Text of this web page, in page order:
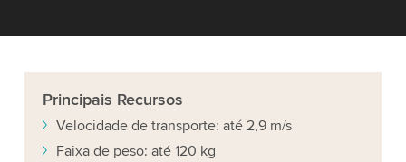
Principais Recursos
Velocidade de transporte: até 2,9 m/s
Faixa de peso: até 120 kg